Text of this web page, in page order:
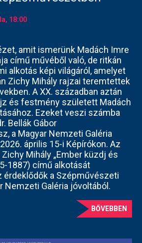
, 18:00
amit ismerünk Madách Imre
című művéből való, de ritkán
alkotás képi világáról, amelyet
Zichy Mihály rajzai teremtettek
A XX. században aztán
és festmény született Madách
Ezeket veszi számba
Bellák Gábor
a Magyar Nemzeti Galéria
április 15-i Képírókon. Az
Mihály „Ember küzdj és
1887) című alkotását
érdeklődők a Szépművészeti
Nemzeti Galéria jóvoltából.
BŐVEBBEN